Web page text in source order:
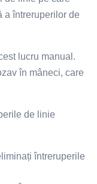
a întreruperilor de
lucru manual.
în mâneci, care
de linie
întreruperile